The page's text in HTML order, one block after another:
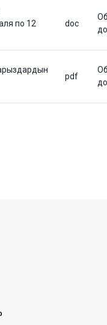
по 12
doc
pdf